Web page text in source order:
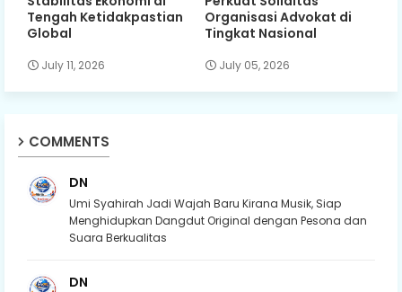
Tengah Ketidakpastian
Global
July 11, 2026
Organisasi Advokat di
Tingkat Nasional
July 05, 2026
COMMENTS
DN
Umi Syahirah Jadi Wajah Baru Kirana Musik, Siap
Menghidupkan Dangdut Original dengan Pesona dan
Suara Berkualitas
DN